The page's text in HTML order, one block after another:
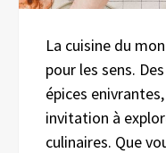
La cuisine du
pour les sens.
épices
invitation à
culinaires. Que